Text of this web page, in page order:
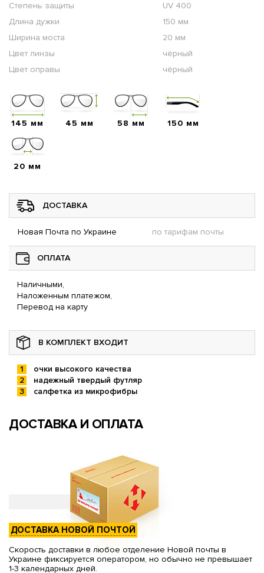
Степень защиты
UV 400
Длина дужки
150 мм
Ширина моста
20 мм
Цвет линзы
чёрный
Цвет оправы
чёрный
145 мм 45 мм 58 мм 150 мм
20 мм
ДОСТАВКА
Новая Почта по Украине по тарифам почты
ОПЛАТА
Наличными,
Наложенным платежом,
Перевод на карту
В КОМПЛЕКТ ВХОДИТ
очки высокого качества
надежный твердый футляр
салфетка из микрофибры
ДОСТАВКА И ОПЛАТА
ДОСТАВКА НОВОЙ ПОЧТОЙ
Скорость доставки в любое отделение Новой почты в
Украине фиксируется оператором, но обычно не превышает
1-3 календарных дней.